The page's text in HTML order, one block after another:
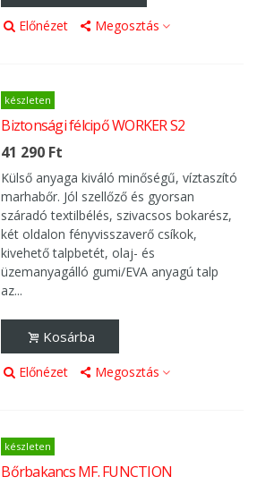
Előnézet Megosztás
készleten
Biztonsági félcipő WORKER S2
41 290 Ft
Külső anyaga kiváló minőségű, víztaszító
marhabőr. Jól szellőző és gyorsan
száradó textilbélés, szivacsos bokarész,
két oldalon fényvisszaverő csíkok,
kivehető talpbetét, olaj- és
üzemanyagálló gumi/EVA anyagú talp
az...
Kosárba
Előnézet Megosztás
készleten
Bőrbakancs MF. FUNCTION